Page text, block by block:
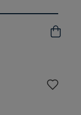
Acquista
Aggiungi